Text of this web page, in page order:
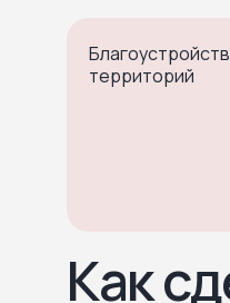
территорий
Как